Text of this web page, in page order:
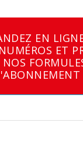
EN
ET
NOS